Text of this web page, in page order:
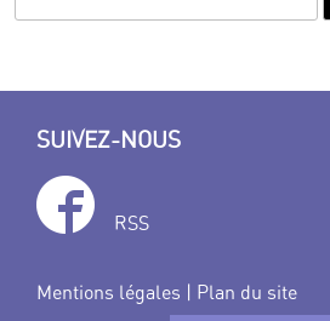
SUIVEZ-NOUS
RSS
Mentions légales | Plan du site